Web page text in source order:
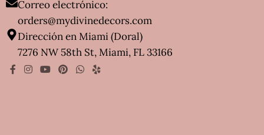
Correo electrónico:
orders@mydivinedecors.com
Dirección en Miami (Doral)
7276 NW 58th St, Miami, FL 33166